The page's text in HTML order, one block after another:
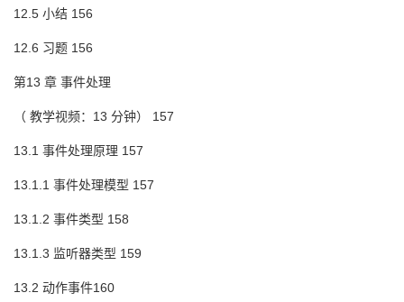
12.5 小结 156
12.6 习题 156
第13 章 事件处理
（ 教学视频：13 分钟） 157
13.1 事件处理原理 157
13.1.1 事件处理模型 157
13.1.2 事件类型 158
13.1.3 监听器类型 159
13.2 动作事件160